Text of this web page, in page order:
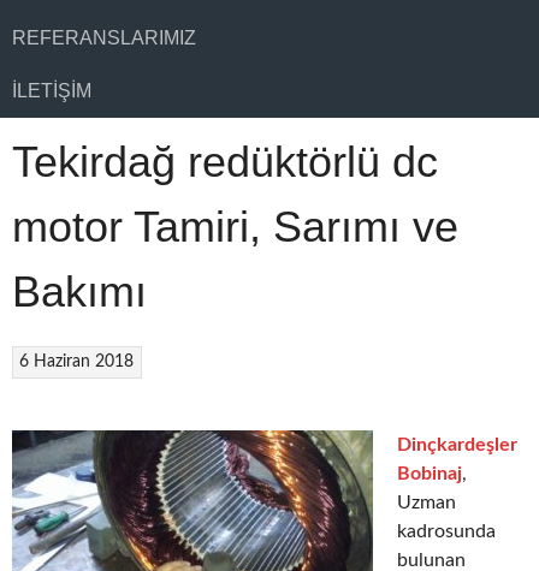
REFERANSLARIMIZ
İLETIŞIM
Tekirdağ redüktörlü dc
motor Tamiri, Sarımı ve
Bakımı
6 Haziran 2018
Dinçkardeşler
Bobinaj,
Uzman
kadrosunda
bulunan